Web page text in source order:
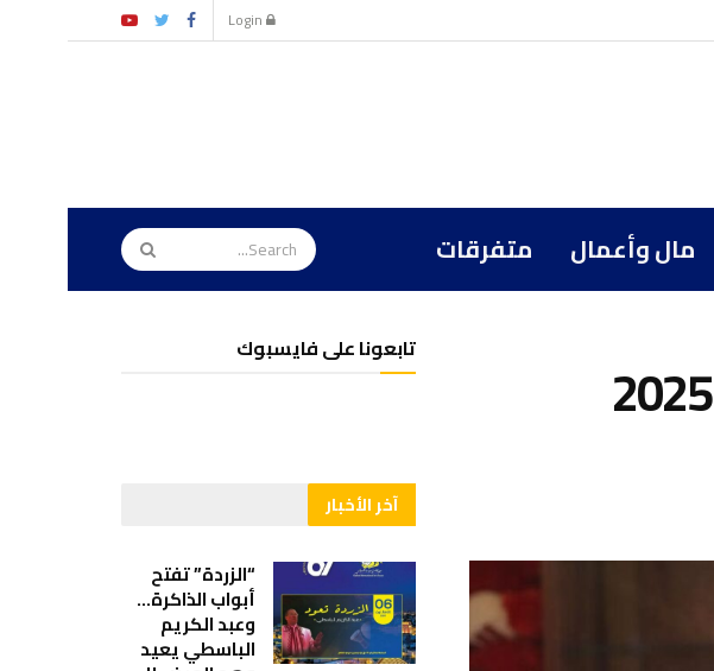
مال وأعمال متفرقات
“حلوة” من ناصيف زيتون.. افتتاح صيف 2025 تابعونا على فايسبوك
آخر الأخبار
“الزردة” تفتح
أبواب الذاكرة…
وعبد الكريم
الباسطي يعيد